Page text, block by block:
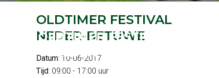
OLDTIMER FESTIVAL N
EDER-BETUWE
OLDTIMER FESTIVAL
NEDER-BETUWE
Datum: 10-06-2017
Tijd: 09:00 - 17:00 uur